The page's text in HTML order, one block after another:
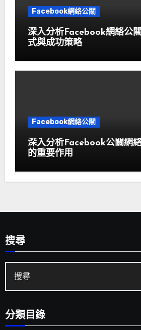
Facebook網絡公關
深入分析Facebook網絡公
式與成功策略
Facebook網絡公關
深入分析Facebook公關網
的重要作用
搜尋
分類目錄